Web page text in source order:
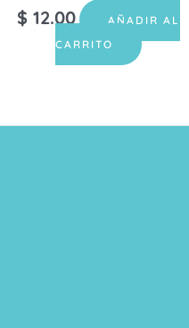
$ 12.00
AÑADIR AL
CARRITO